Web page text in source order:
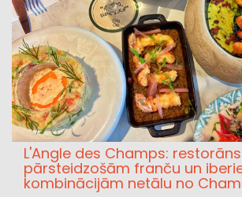
L'Angle des Champs:
pārsteidzošām franču un
kombinācijām netālu no